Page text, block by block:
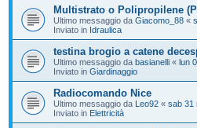
Multistrato o Polipropilene
Ultimo messaggio da Giacomo_88 «
Inviato in Idraulica
testina brogio a catene
Ultimo messaggio da basianelli « lun
Inviato in Giardinaggio
Radiocomando Nice
Ultimo messaggio da Leo92 « sab 31
Inviato in Elettricità